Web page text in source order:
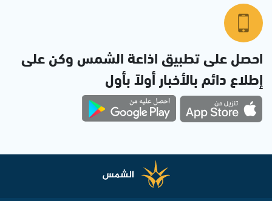
احصل على تطبيق اذاعة الشمس وكن على
إطلاع دائم بالأخبار أولاً بأول